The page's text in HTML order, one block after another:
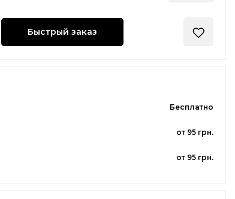
Быстрый заказ
Бесплатно
от 95 грн.
от 95 грн.